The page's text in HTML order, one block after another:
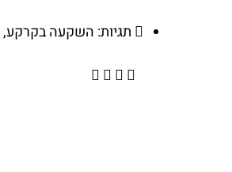
תגיות: השקעה בקרקע,